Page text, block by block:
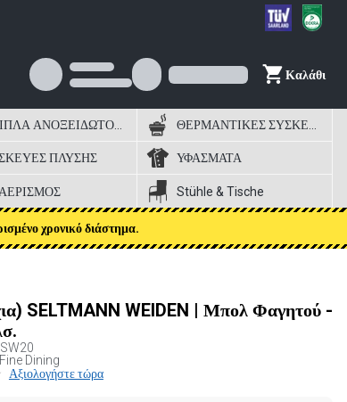
Καλάθι
ΕΠΙΠΛΑ ΑΝΟΞΕΙΔΩΤΟΣ ΧΑΛΥΒΑΣ
ΠΛΥΣΗΣ ΥΦΑΣΜΑΤΑ
Stühle & Tische
χρονικό διάστημα.
SELTMANN WEIDEN | Μπολ Φαγητού -
Dining
Αξιολογήστε τώρα